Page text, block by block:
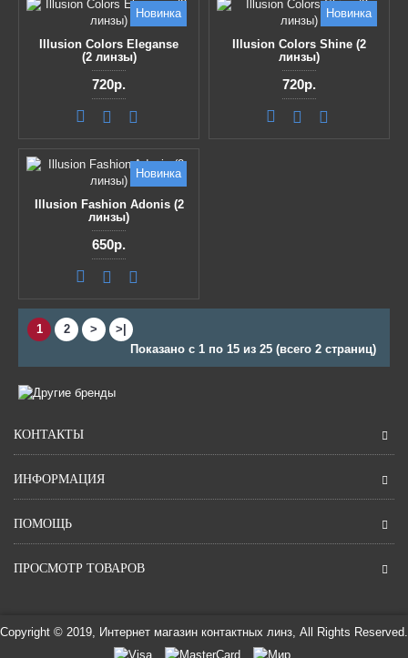
Новинка
Illusion Colors Eleganse
(2 линзы)
720р.
Новинка
Illusion Colors Shine (2
линзы)
720р.
Новинка
Illusion Fashion Adonis (2
линзы)
650р.
1 2 >
>|
Показано с 1 по 15 из 25 (всего 2 страниц)
КОНТАКТЫ
ИНФОРМАЦИЯ
ПОМОЩЬ
ПРОСМОТР ТОВАРОВ
Copyright © 2019, Интернет магазин контактных линз, All Rights Reserved.